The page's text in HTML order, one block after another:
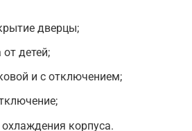
дверцы;
детей;
и с отключением;
охлаждения корпуса.